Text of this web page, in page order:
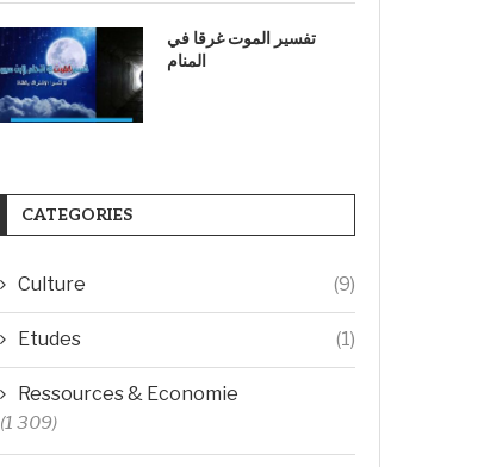
تفسير الموت غرقا في
المنام
CATEGORIES
Culture (9)
Etudes (1)
Ressources & Economie
(1 309)